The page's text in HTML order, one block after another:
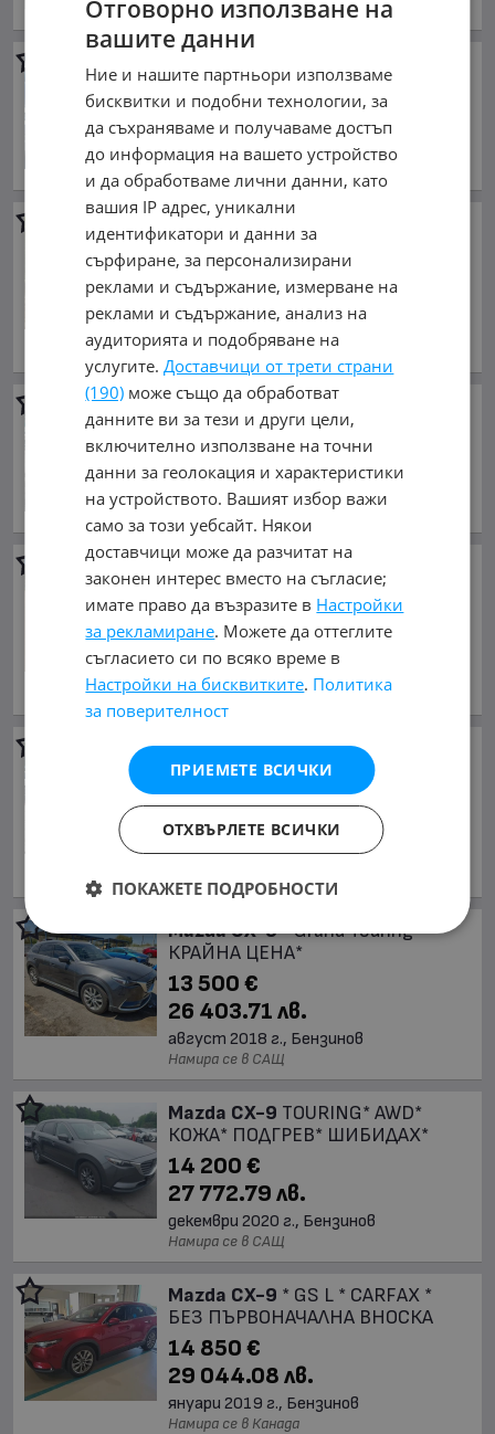
обл. София, гр. София
8 500 €
16 624.56 лв.
юни 2010 г., Бензинов
обл. Бургас, гр. Несебър
Mazda CX-9
1-LPG
8 750 €
17 113.51 лв.
март 2013 г., Газ
обл. София, гр. София
Mazda CX-93.7 i
10 000 €
19 558.30 лв.
ноември 2015 г., Бензинов
Mazda CX-9
БЕЗ ПЪРВОНАЧАЛНА ВНОСКА
12 300 €
24 056.71 лв.
януари 2019 г., Бензинов
Намира се в Канада
Mazda CX-9* ПАНО*
KEYLESS* Camera* ПОДГРЕВ*
12 400 €
24 252.29 лв.
януари 2021 г., Бензинов
Mazda CX-9* Grand Touring*
КРАЙНА ЦЕНА*
13 500 €
26 403.71 лв.
август 2018 г., Бензинов
Намира се в САЩ
Mazda CX-9 TOURING* AWD*
КОЖА* ПОДГРЕВ* ШИБИДАХ*
14 200 €
27 772.79 лв.
декември 2020 г., Бензинов
Намира се в САЩ
Mazda CX-9 * GS L * CARFAX *
БЕЗ ПЪРВОНАЧАЛНА ВНОСКА
14 850 €
29 044.08 лв.
януари 2019 г., Бензинов
Намира се в Канада
Отговорно използване на
вашите данни
Ние и нашите партньори използваме
бисквитки и подобни технологии, за
да съхраняваме и получаваме достъп
до информация на вашето устройство
и да обработваме лични данни, като
вашия IP адрес, уникални
идентификатори и данни за
сърфиране, за персонализирани
реклами и съдържание, измерване на
реклами и съдържание, анализ на
аудиторията и подобряване на
услугите.Доставчици от трети страни
(190) може също да обработват
данните ви за тези и други цели,
включително използване на точни
данни за геолокация и характеристики
на устройството. Вашият избор важи
само за този уебсайт. Някои
доставчици може да разчитат на
законен интерес вместо на съгласие;
имате право да възразите в Настройки
за рекламиране. Можете да оттеглите
съгласието си по всяко време в
Настройки на бисквитките. Политика
за поверителност
ПРИЕМЕТЕ ВСИЧКИ
ОТХВЪРЛЕТЕ ВСИЧКИ
ПОКАЖЕТЕ ПОДРОБНОСТИ